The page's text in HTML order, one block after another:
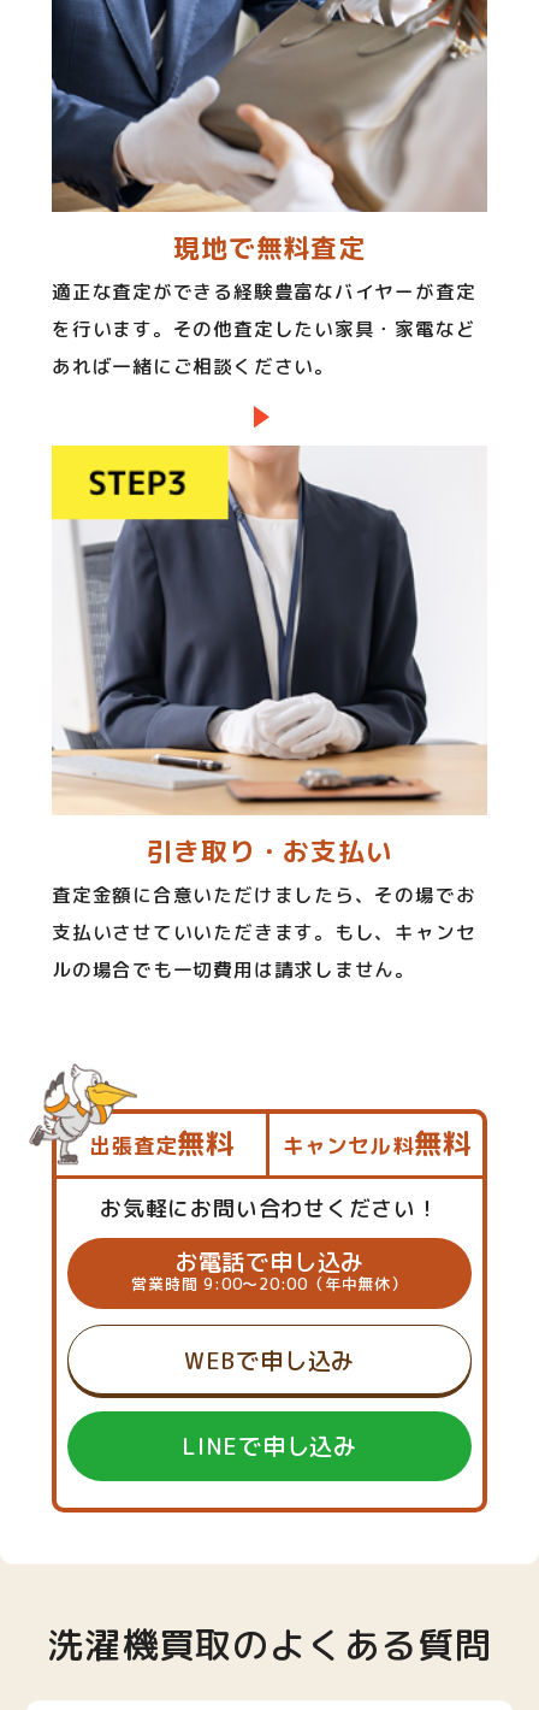
現地で無料査定
適正な査定ができる経験豊富なバイヤーが査定
を行います。その他査定したい家具・家電など
あれば一緒にご相談ください。
引き取り・お支払い
査定金額に合意いただけましたら、その場でお
支払いさせていいただきます。もし、キャンセ
ルの場合でも一切費用は請求しません。
出張査定無料 キャンセル料無料
お気軽にお問い合わせください！
お電話で申し込み
営業時間 9:00～20:00（年中無休）
WEBで申し込み
LINEで申し込み
洗濯機買取のよくある質問